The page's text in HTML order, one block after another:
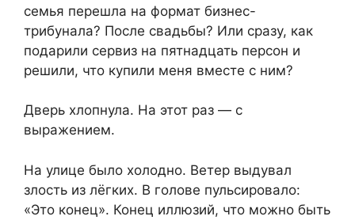
семья перешла на формат бизнес-
трибунала? После свадьбы? Или сразу, как
подарили сервиз на пятнадцать персон и
решили, что купили меня вместе с ним?
Дверь хлопнула. На этот раз — с
выражением.
На улице было холодно. Ветер выдувал
злость из лёгких. В голове пульсировало:
«Это конец». Конец иллюзий, что можно быть